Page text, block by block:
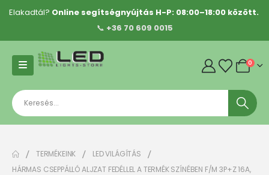
Elakadtál? Online segítségnyújtás H-P: 08:00–18:00 között.
📞 +36 70 609 0015
0
TERMÉKEINK
LED VILÁGÍTÁS
HÁRMAS CSEPPÁLLÓ ALJZAT FEDÉLLEL A TERMÉK SZÍNÉBEN F/M 3P+Z 16A,